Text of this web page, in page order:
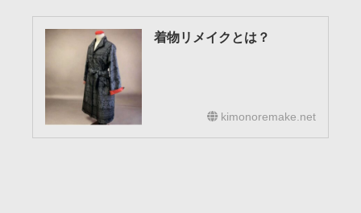
着物リメイクとは？
kimonoremake.net